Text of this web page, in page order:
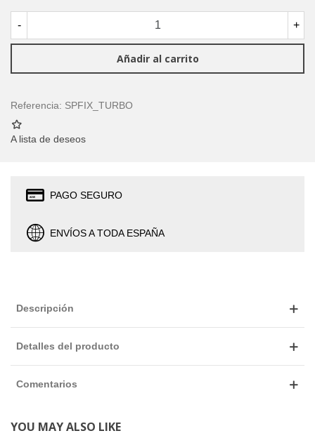
- +
Añadir al carrito
Referencia: SPFIX_TURBO
A lista de deseos
PAGO SEGURO
ENVÍOS A TODA ESPAÑA
Descripción
Detalles del producto
Comentarios
YOU MAY ALSO LIKE